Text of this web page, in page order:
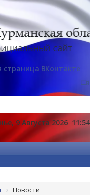
страница ВКонтакте
9 Августа 2026 11:54
Новости